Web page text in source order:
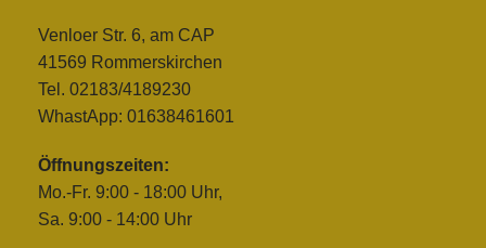
Venloer Str. 6, am CAP
41569 Rommerskirchen
Tel. 02183/4189230
WhastApp: 01638461601
Öffnungszeiten:
Mo.-Fr. 9:00 - 18:00 Uhr,
Sa. 9:00 - 14:00 Uhr